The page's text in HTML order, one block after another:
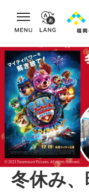
toggle navigation
冬休み